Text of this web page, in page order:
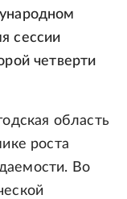
сессии
четверти
область
роста
Во